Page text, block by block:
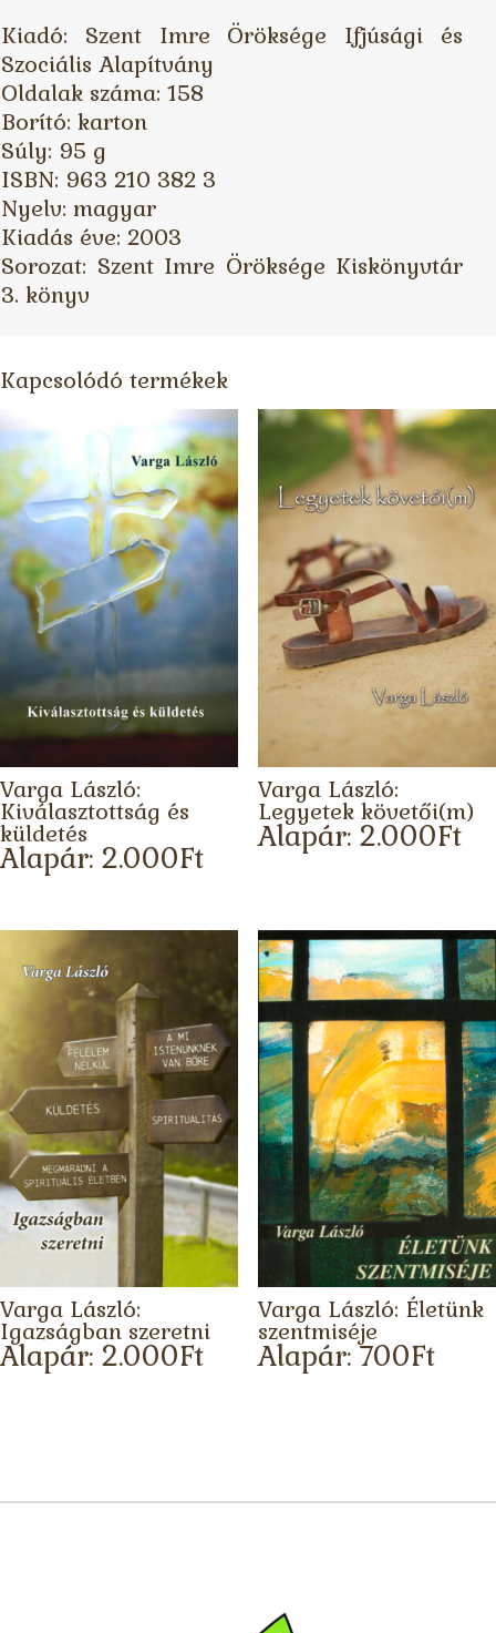
Kiadó: Szent Imre Öröksége Ifjúsági és
Szociális Alapítvány
Oldalak száma: 158
Borító: karton
Súly: 95 g
ISBN: 963 210 382 3
Nyelv: magyar
Kiadás éve: 2003
Sorozat: Szent Imre Öröksége Kiskönyvtár
3. könyv
Kapcsolódó termékek
Varga László:
Kiválasztottság és
küldetés
Alapár: 2.000Ft
Varga László:
Legyetek követői(m)
Alapár: 2.000Ft
Varga László:
Igazságban szeretni
Alapár: 2.000Ft
Varga László: Életünk
szentmiséje
Alapár:700Ft